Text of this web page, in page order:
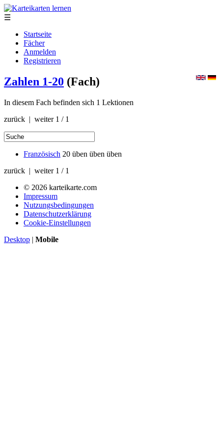
☰
Startseite
Fächer
Anmelden
Registrieren
Zahlen 1-20 (Fach)
In diesem Fach befinden sich 1 Lektionen
zurück | weiter 1 / 1
Französisch 20 üben üben üben
zurück | weiter 1 / 1
© 2026 karteikarte.com
Impressum
Nutzungsbedingungen
Datenschutzerklärung
Cookie-Einstellungen
Desktop | Mobile